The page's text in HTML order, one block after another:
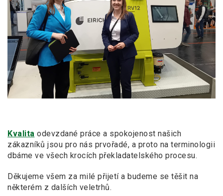
Kvalita odevzdané práce a spokojenost našich
zákazníků jsou pro nás prvořadé, a proto na terminologii
dbáme ve všech krocích překladatelského procesu.
Děkujeme všem za milé přijetí a budeme se těšit na
některém z dalších veletrhů.